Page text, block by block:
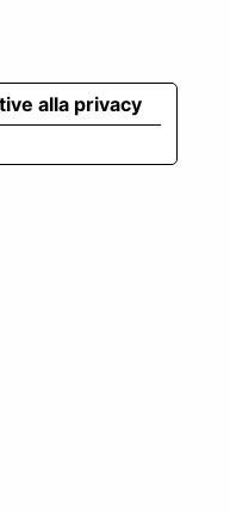
alla privacy